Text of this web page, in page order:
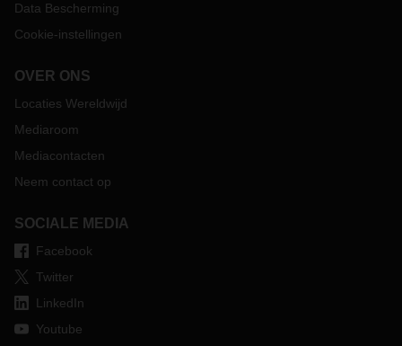
Data Bescherming
Cookie-instellingen
OVER ONS
Locaties Wereldwijd
Mediaroom
Mediacontacten
Neem contact op
SOCIALE MEDIA
Facebook
Twitter
LinkedIn
Youtube